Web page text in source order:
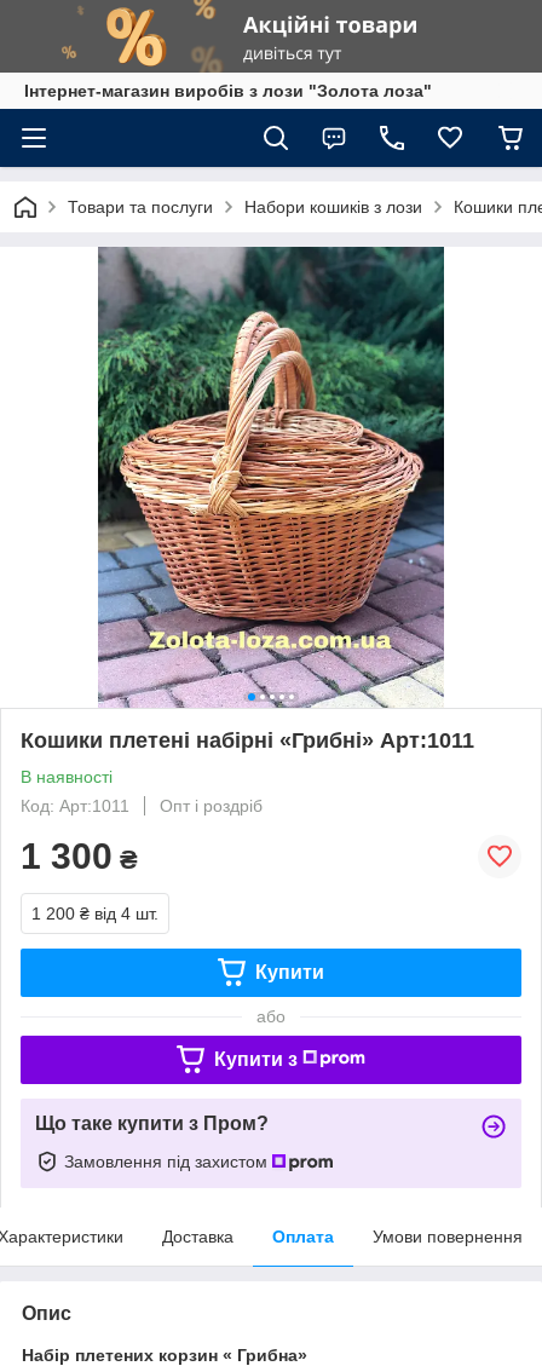
Інтернет-магазин виробів з лози "Золота лоза"
Товари та послуги Набори кошиків з лози Кошики
Кошики плетені набірні «Грибні» Арт:1011
В наявності
Код: Арт:1011
Опт і роздріб
1 300 ₴
1 200 ₴ від 4 шт.
Купити
або
Купити з
Що таке купити з Пром?
Замовлення під захистом
Доставка Оплата Умови повернення
Опис
Набір плетених корзин « Грибна»